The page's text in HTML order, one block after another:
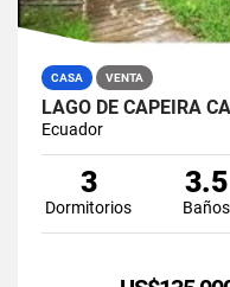
CASA VENTA
LAGO DE CAPEIRA
Ecuador
3
Dormitorios
3.5
Baños